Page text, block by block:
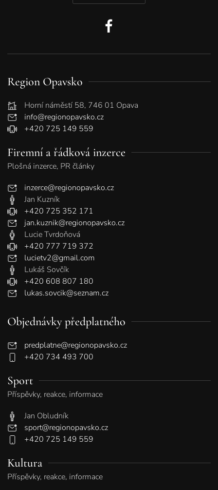
Region Opavsko
Horní náměstí 58, 746 01 Opava
info@regionopavsko.cz
+420 725 149 559
Firemní a řádková inzerce
Plošná inzerce, PR články
inzerce@regionopavsko.cz
Jan Kuzník
+420 725 352 171
jan.kuznik@regionopavsko.cz
Lucie Tvrdoňová
+420 777 719 372
lucietv2@gmail.com
Lukáš Sovčík
+420 608 807 180
lukas.sovcik@seznam.cz
Objednávky předplatného
predplatne@regionopavsko.cz
+420 734 493 700
Sport
Příspěvky, reakce, informace
Jan Obludník
sport@regionopavsko.cz
+420 725 149 559
Kultura
Příspěvky, reakce, informace